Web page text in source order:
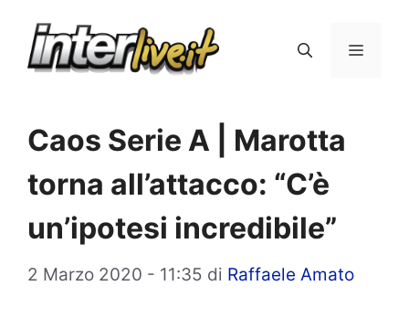
Menu
Caos Serie A | Marotta
torna all’attacco: “C’è
un’ipotesi incredibile”
2 Marzo 2020 - 11:35 di Raffaele Amato